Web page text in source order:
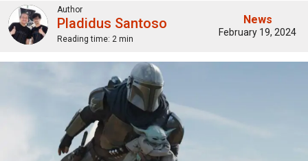
Author
Pladidus Santoso
Reading time: 2 min
News
February 19, 2024